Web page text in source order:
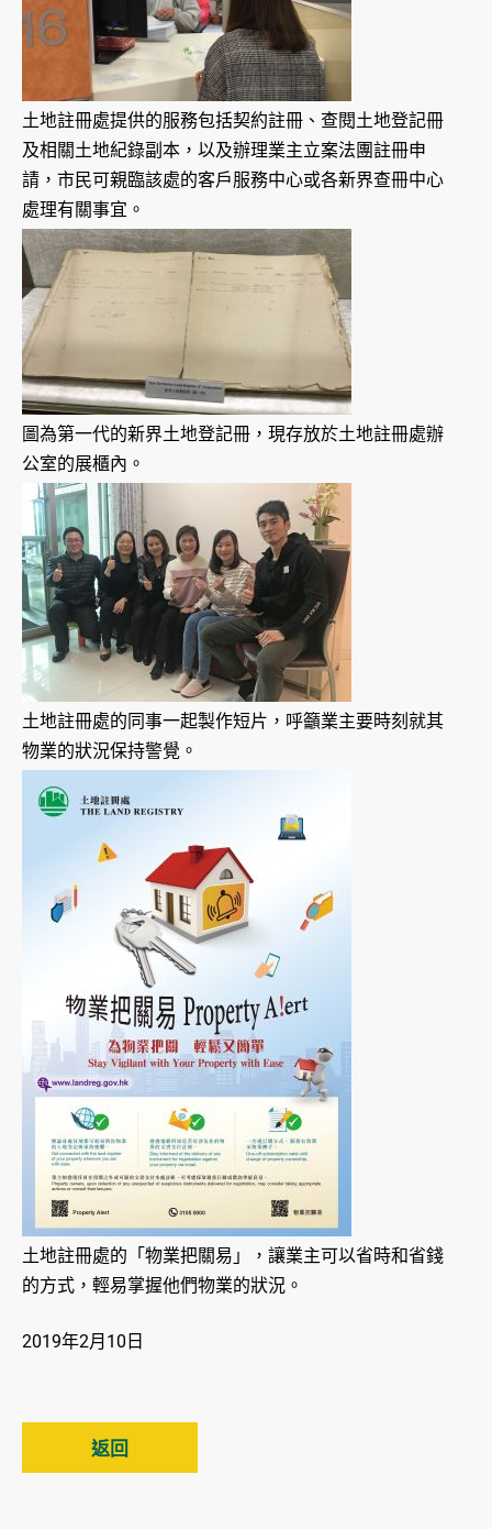
土地註冊處提供的服務包括契約註冊、查閱土地登記冊
及相關土地紀錄副本，以及辦理業主立案法團註冊申
請，市民可親臨該處的客戶服務中心或各新界查冊中心
處理有關事宜。
圖為第一代的新界土地登記冊，現存放於土地註冊處辦
公室的展櫃內。
土地註冊處的同事一起製作短片，呼籲業主要時刻就其
物業的狀況保持警覺。
土地註冊處的「物業把關易」，讓業主可以省時和省錢
的方式，輕易掌握他們物業的狀況。
2019年2月10日
返回